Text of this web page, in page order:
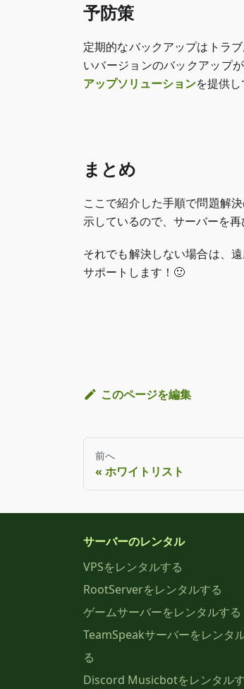
予防策
定期的なバックアップはトラ
いバージョンのバックアップ
アップソリューションを提供
まとめ
ここで紹介した手順で問題解
示しているので、サーバーを再
それでも解決しない場合は、
サポートします！🙂
このページを編集
前へ
ホワイトリスト
サーバーのレンタル
VPSをレンタルする
RootServerをレンタルする
ゲームサーバーをレンタルする
TeamSpeakサーバーをレンタ
る
Discord Musicbotをレンタル